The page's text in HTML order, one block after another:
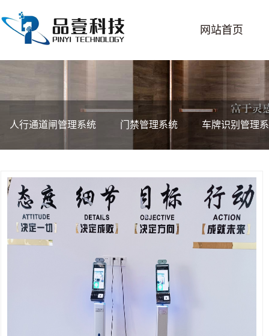
网站首页
人行通道闸管理系统 门禁管理系统 车牌识别管理